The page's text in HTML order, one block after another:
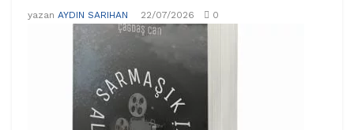
yazan AYDIN SARIHAN 22/07/2026 0